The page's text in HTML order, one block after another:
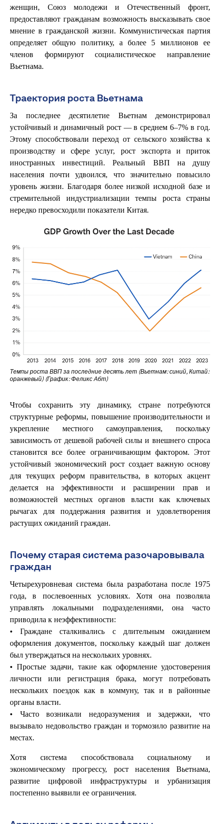
женщин, Союз молодежи и Отечественный фронт,
предоставляют гражданам возможность высказывать свое
мнение в гражданской жизни. Коммунистическая партия
определяет общую политику, а более 5 миллионов ее
членов формируют социалистическое направление
Вьетнама.
Траектория роста Вьетнама
За последнее десятилетие Вьетнам демонстрировал
устойчивый и динамичный рост — в среднем 6–7% в год.
Этому способствовали переход от сельского хозяйства к
производству и сфере услуг, рост экспорта и приток
иностранных инвестиций. Реальный ВВП на душу
населения почти удвоился, что значительно повысило
уровень жизни. Благодаря более низкой исходной базе и
стремительной индустриализации темпы роста страны
нередко превосходили показатели Китая.
Темпы роста ВВП за последние десять лет (Вьетнам: синий, Китай:
оранжевый) (График: Феликс Абт)
Чтобы сохранить эту динамику, стране потребуются
структурные реформы, повышение производительности и
укрепление местного самоуправления, поскольку
зависимость от дешевой рабочей силы и внешнего спроса
становится все более ограничивающим фактором. Этот
устойчивый экономический рост создает важную основу
для текущих реформ правительства, в которых акцент
делается на эффективности и расширении прав и
возможностей местных органов власти как ключевых
рычагах для поддержания развития и удовлетворения
растущих ожиданий граждан.
Почему старая система разочаровывала
граждан
Четырехуровневая система была разработана после 1975
года, в послевоенных условиях. Хотя она позволяла
управлять локальными подразделениями, она часто
приводила к неэффективности:
• Граждане сталкивались с длительным ожиданием
оформления документов, поскольку каждый шаг должен
был утверждаться на нескольких уровнях.
• Простые задачи, такие как оформление удостоверения
личности или регистрация брака, могут потребовать
нескольких поездок как в коммуну, так и в районные
органы власти.
• Часто возникали недоразумения и задержки, что
вызывало недовольство граждан и тормозило развитие на
местах.
Хотя система способствовала социальному и
экономическому прогрессу, рост населения Вьетнама,
развитие цифровой инфраструктуры и урбанизация
постепенно выявили ее ограничения.